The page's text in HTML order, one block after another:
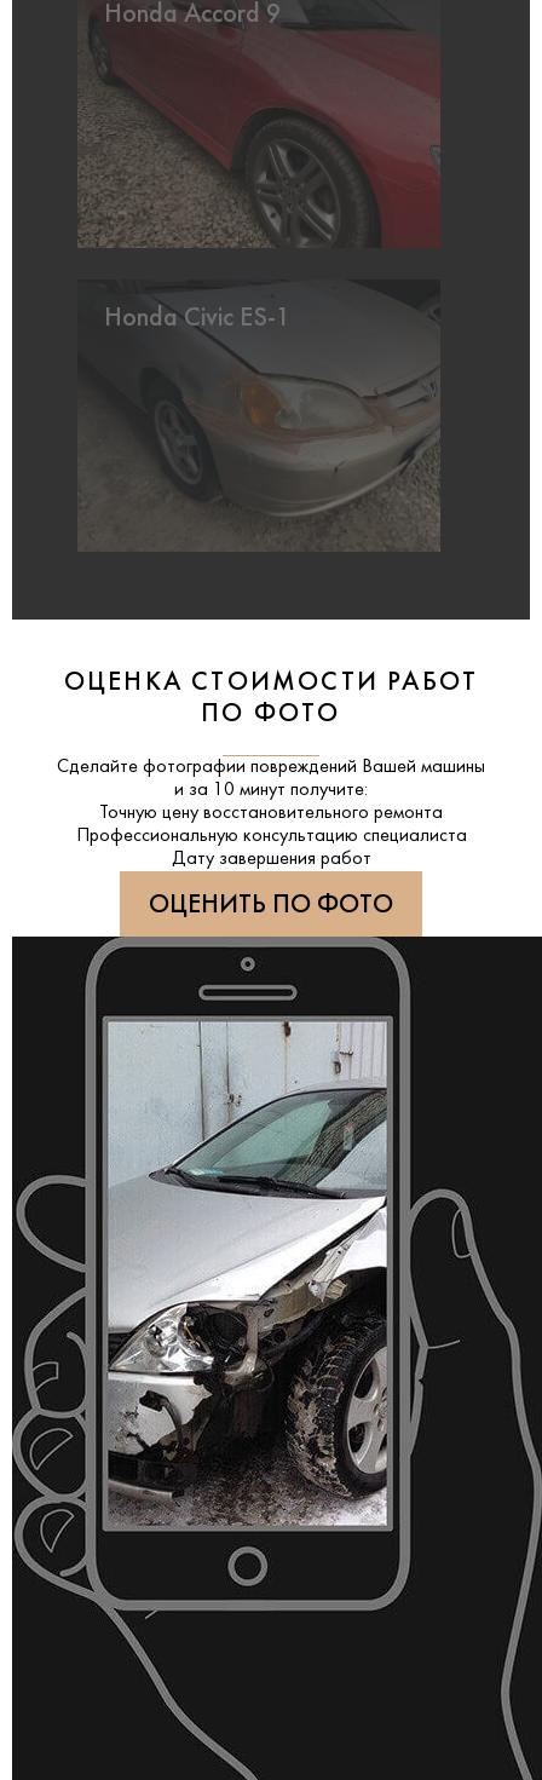
Honda Accord 9
Honda Civic ES-1
ОЦЕНКА СТОИМОСТИ РАБОТ
ПО ФОТО
Сделайте фотографии повреждений Вашей машины
и за 10 минут получите:
Точную цену восстановительного ремонта
Профессиональную консультацию специалиста
Дату завершения работ
ОЦЕНИТЬ ПО ФОТО